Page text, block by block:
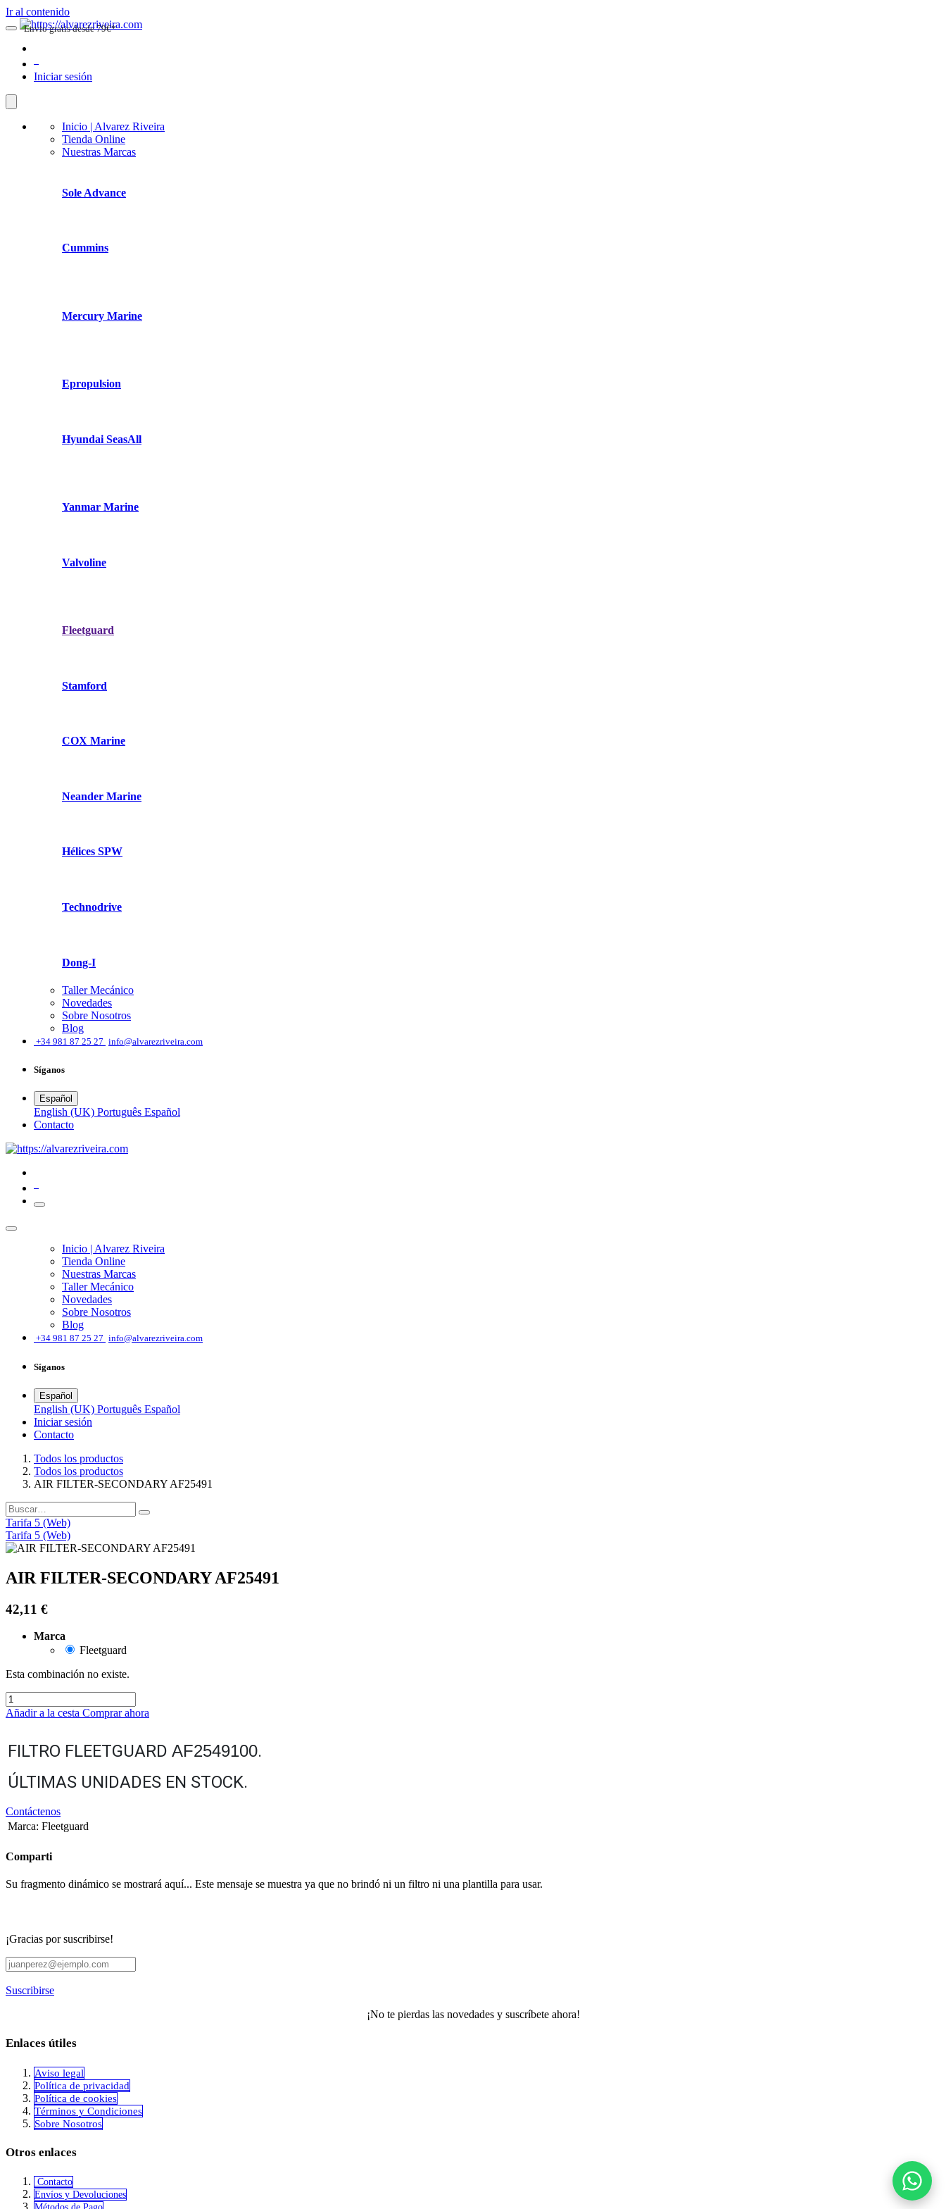
Ir al contenido
Iniciar sesión
Inicio | Alvarez Riveira
Tienda Online
Nuestras Marcas
Sole Advance
Cummins
Mercury Marine
Epropulsion
Hyundai SeasAll
Yanmar Marine
Valvoline
Fleetguard
Stamford
COX Marine
Neander Marine
Hélices SPW
Technodrive
Dong-I
Taller Mecánico
Novedades
Sobre Nosotros
Blog
+34 981 87 25 27 info@alvarezriveira.com
Síganos
Español
English (UK) Português Español
​Contacto
Envio gratis desde 79€*
Inicio | Alvarez Riveira
Tienda Online
Nuestras Marcas
Taller Mecánico
Novedades
Sobre Nosotros
Blog
+34 981 87 25 27 info@alvarezriveira.com
Síganos
Español
English (UK) Português Español
Iniciar sesión
​Contacto
Todos los productos
Todos los productos
AIR FILTER-SECONDARY AF25491
Tarifa 5 (Web)
Tarifa 5 (Web)
AIR FILTER-SECONDARY AF25491
42,11 €
Marca
Fleetguard
Esta combinación no existe.
Añadir a la cesta Comprar ahora
FILTRO FLEETGUARD AF2549100.
ÚLTIMAS UNIDADES EN STOCK.
Contáctenos
Marca: Fleetguard
Comparti
Su fragmento dinámico se mostrará aquí... Este mensaje se muestra ya que no brindó ni un filtro ni una plantilla para usar.
¡Gracias por suscribirse!
Suscribirse
¡No te pierdas las novedades y suscríbete ahora!
Enlaces útiles
Aviso legal
Política de privacidad
​Política de cookies
Términos y Condiciones
Sobre Nosotros
Otros enlaces
Contacto
Envíos y Devoluciones